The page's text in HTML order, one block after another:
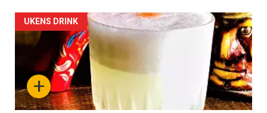
Forsiden
akkurat
nå
-
+
UKENS DRINK